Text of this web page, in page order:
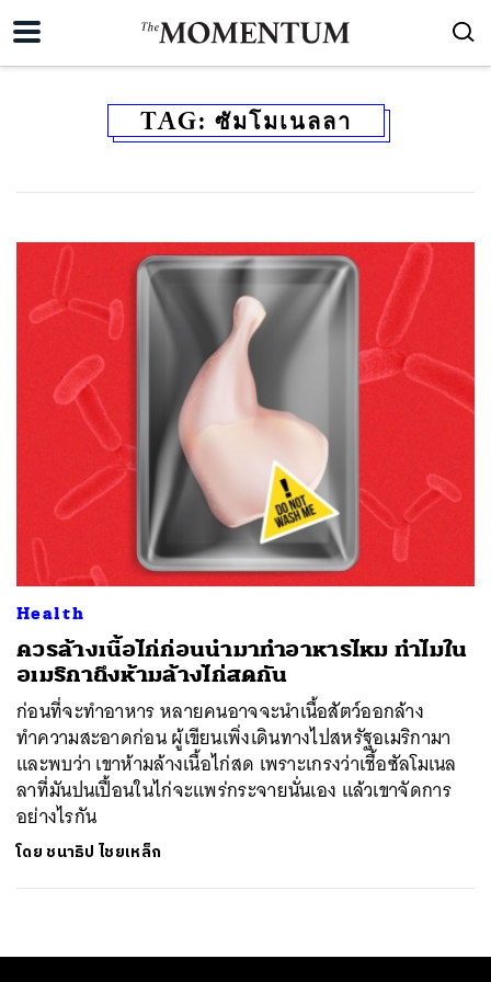
TAG: ซัมโมเนลลา
Health
ควรล้างเนื้อไก่ก่อนนำมาทำอาหารไหม ทำไมใน
อเมริกาถึงห้ามล้างไก่สดกัน
ก่อนที่จะทำอาหาร หลายคนอาจจะนำเนื้อสัตว์ออกล้าง
ทำความสะอาดก่อน ผู้เขียนเพิ่งเดินทางไปสหรัฐอเมริกามา
และพบว่า เขาห้ามล้างเนื้อไก่สด เพราะเกรงว่าเชื้อซัลโมเนล
ลาที่มันปนเปื้อนในไก่จะแพร่กระจายนั่นเอง แล้วเขาจัดการ
อย่างไรกัน
โดย ชนาธิป ไชยเหล็ก
SHARE TWEET LINE EMAIL